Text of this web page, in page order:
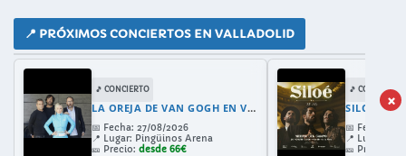
📍 PRÓXIMOS CONCIERTOS EN VALLADOLID
🎵 CONCIERTO
LA OREJA DE VAN GOGH EN VALLADOLID 2026: GIRA 30 ANIVERSARIO CON AMAIA MONTERO
📅 Fecha: 27/08/2026
📍 Lugar: Pingüinos Arena
🎫 Precio: desde 66€
🎵 CONCIERTO
SILOE EN
📅 Fecha:
📍 Lugar:
🎫 Precio:
×